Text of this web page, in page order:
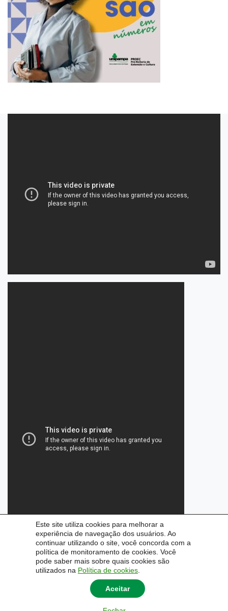
Este site utiliza cookies para melhorar a
experiência de navegação dos usuários. Ao
continuar utilizando o site, você concorda com a
política de monitoramento de cookies. Você
pode saber mais sobre quais cookies são
utilizados na Política de cookies
Aceitar